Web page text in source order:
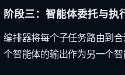
阶段三：智能体委托与执
编排器将每个子任务路由到
个智能体的输出作为另一个智